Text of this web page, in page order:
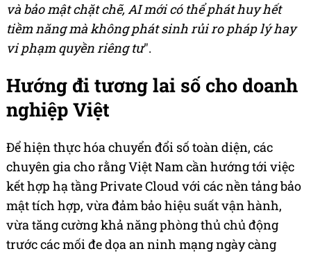
và bảo mật chặt chẽ, AI mới có thể phát huy hết
tiềm năng mà không phát sinh rủi ro pháp lý hay
vi phạm quyền riêng tư".
Hướng đi tương lai số cho doanh
nghiệp Việt
Để hiện thực hóa chuyển đổi số toàn diện, các
chuyên gia cho rằng Việt Nam cần hướng tới việc
kết hợp hạ tầng Private Cloud với các nền tảng bảo
mật tích hợp, vừa đảm bảo hiệu suất vận hành,
vừa tăng cường khả năng phòng thủ chủ động
trước các mối đe dọa an ninh mạng ngày càng